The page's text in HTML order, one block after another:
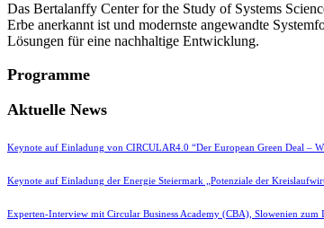
Das Bertalanffy Center for the Study of Systems
Erbe anerkannt ist und modernste angewandte
Lösungen für eine nachhaltige Entwicklung.
Programme
Aktuelle News
Keynote auf Einladung von CIRCULAR4.0 “Der European Green Deal –
Keynote auf Einladung der Energie Steiermark „Potenziale der
Experten-Interview mit Circular Business Academy (CBA), Slowenien